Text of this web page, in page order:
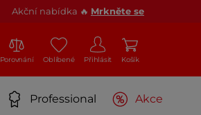
Akční nabídka 🔥 Mrkněte se
Porovnání Oblíbené Přihlásit Košík
Professional Akce